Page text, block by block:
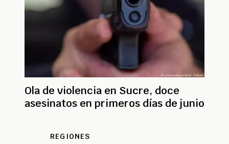
Ola de violencia en Sucre, doce
asesinatos en primeros días de junio
REGIONES